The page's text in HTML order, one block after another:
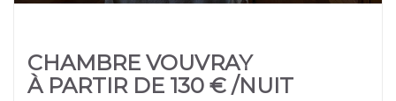
CHAMBRE VOUVRAY
À PARTIR DE 130 € /NUIT